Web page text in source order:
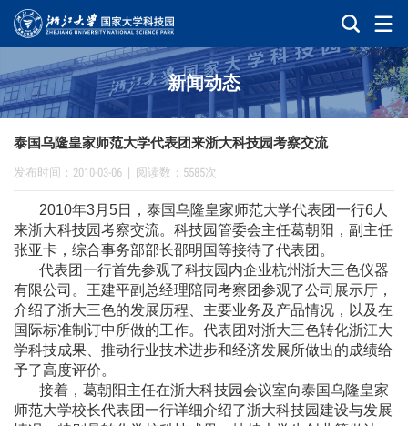
新闻动态
泰国乌隆皇家师范大学代表团来浙大科技园考察交流
发布时间：2010-03-06 阅读数：5585次
2010年3月5日，泰国乌隆皇家师范大学代表团一行6人
来浙大科技园考察交流。科技园管委会主任葛朝阳，副主任
张亚卡，综合事务部部长邵明国等接待了代表团。
代表团一行首先参观了科技园内企业杭州浙大三色仪器
有限公司。王建平副总经理陪同考察团参观了公司展示厅，
介绍了浙大三色的发展历程、主要业务及产品情况，以及在
国际标准制订中所做的工作。代表团对浙大三色转化浙江大
学科技成果、推动行业技术进步和经济发展所做出的成绩给
予了高度评价。
接着，葛朝阳主任在浙大科技园会议室向泰国乌隆皇家
师范大学校长代表团一行详细介绍了浙大科技园建设与发展